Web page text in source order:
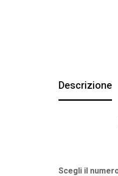
Descrizione
Scegli il